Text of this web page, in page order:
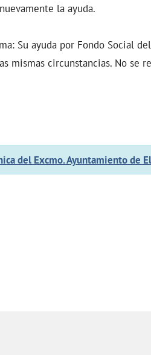
la ayuda.
Su ayuda por Fondo Social
mismas circunstancias. No se
del Excmo. Ayuntamiento de